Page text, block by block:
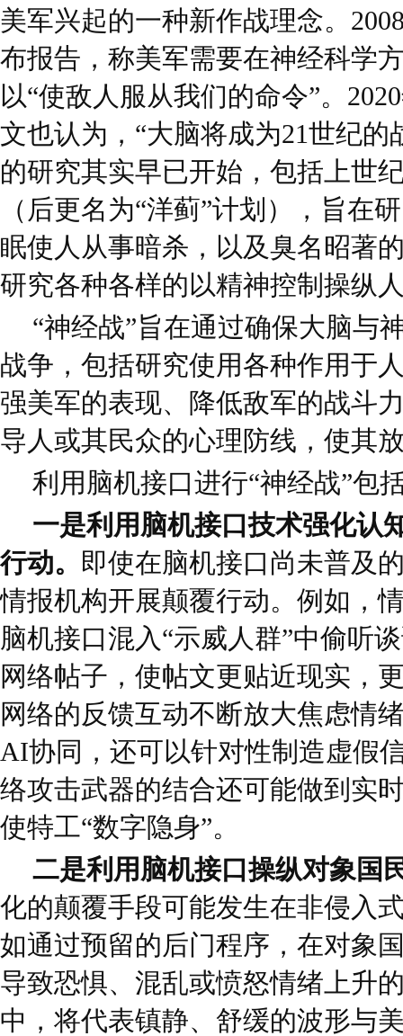
美军兴起的一种新作战理念。
布报告，称美军需要在神经科学
以“使敌人服从我们的命令”。
文也认为，“大脑将成为21世纪的
的研究其实早已开始，包括上世
（后更名为“洋蓟”计划），旨在
眠使人从事暗杀，以及臭名昭著
研究各种各样的以精神控制操纵
“神经战”旨在通过确保大脑与
战争，包括研究使用各种作用于
强美军的表现、降低敌军的战斗
导人或其民众的心理防线，使其
利用脑机接口进行“神经战”包
一是利用脑机接口技术强化认
行动。 即使在脑机接口尚未普及
情报机构开展颠覆行动。例如，
脑机接口混入“示威人群”中偷听
网络帖子，使帖文更贴近现实，
网络的反馈互动不断放大焦虑情
AI协同，还可以针对性制造虚假
络攻击武器的结合还可能做到实
使特工“数字隐身”。
二是利用脑机接口操纵对象国
化的颠覆手段可能发生在非侵入
如通过预留的后门程序，在对象
导致恐惧、混乱或愤怒情绪上升
中，将代表镇静、舒缓的波形与